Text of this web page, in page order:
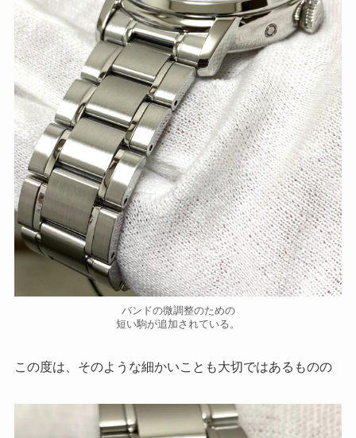
バンドの微調整のための
短い駒が追加されている。
この度は、そのような細かいことも大切ではあるものの